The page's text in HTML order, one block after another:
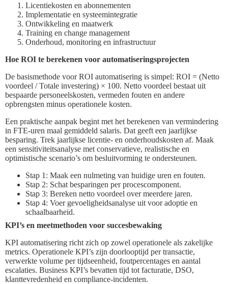
Licentiekosten en abonnementen
Implementatie en systeemintegratie
Ontwikkeling en maatwerk
Training en change management
Onderhoud, monitoring en infrastructuur
Hoe ROI te berekenen voor automatiseringsprojecten
De basismethode voor ROI automatisering is simpel: ROI = (Netto
voordeel / Totale investering) × 100. Netto voordeel bestaat uit
bespaarde personeelskosten, vermeden fouten en andere
opbrengsten minus operationele kosten.
Een praktische aanpak begint met het berekenen van vermindering
in FTE-uren maal gemiddeld salaris. Dat geeft een jaarlijkse
besparing. Trek jaarlijkse licentie- en onderhoudskosten af. Maak
een sensitiviteitsanalyse met conservatieve, realistische en
optimistische scenario’s om besluitvorming te ondersteunen.
Stap 1: Maak een nulmeting van huidige uren en fouten.
Stap 2: Schat besparingen per procescomponent.
Stap 3: Bereken netto voordeel over meerdere jaren.
Stap 4: Voer gevoeligheidsanalyse uit voor adoptie en
schaalbaarheid.
KPI’s en meetmethoden voor succesbewaking
KPI automatisering richt zich op zowel operationele als zakelijke
metrics. Operationele KPI’s zijn doorlooptijd per transactie,
verwerkte volume per tijdseenheid, foutpercentages en aantal
escalaties. Business KPI’s bevatten tijd tot facturatie, DSO,
klanttevredenheid en compliance-incidenten.